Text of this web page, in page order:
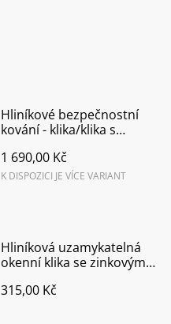
Hliníkové bezpečnostní
kování - klika/klika s
1 690,00 Kč
K DISPOZICI JE VÍCE VARIANT
Hliníková uzamykatelná
okenní klika se zinkovým
315,00 Kč